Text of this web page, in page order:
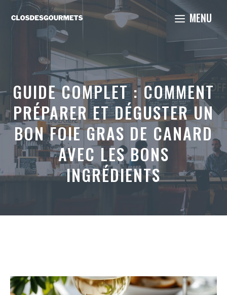
MENU
GUIDE COMPLET : COMMENT
PRÉPARER ET DÉGUSTER UN
BON FOIE GRAS DE CANARD
AVEC LES BONS
INGRÉDIENTS